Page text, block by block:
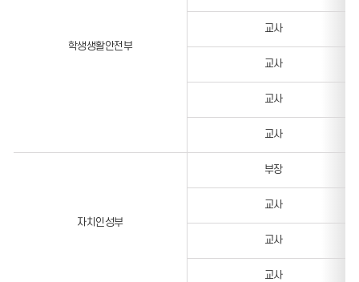
학생생활안전부
교사
교사
교사
교사
자치인성부
부장
교사
교사
교사